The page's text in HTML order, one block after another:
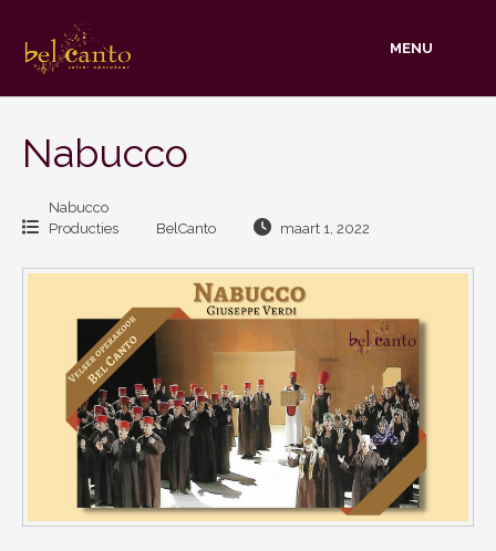
content
MENU
Nabucco
Nabucco
Producties
BelCanto maart 1, 2022